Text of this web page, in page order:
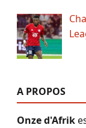
A PROPOS
Onze d'Afrik